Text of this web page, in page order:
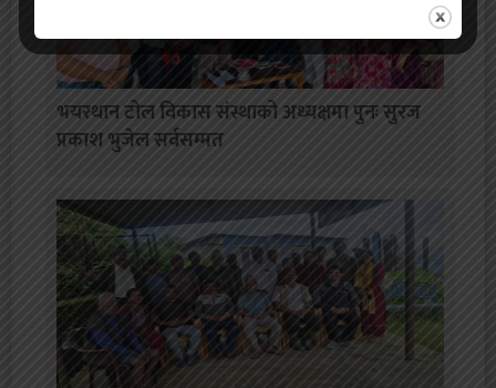
भयरथान टोल विकास संस्थाको अध्यक्षमा पुनः सुरज
प्रकाश भुजेल सर्वसम्मत